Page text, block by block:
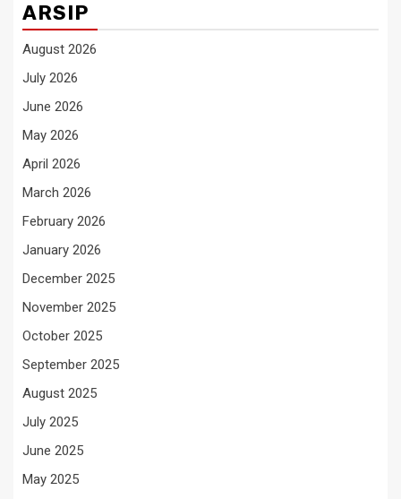
ARSIP
August 2026
July 2026
June 2026
May 2026
April 2026
March 2026
February 2026
January 2026
December 2025
November 2025
October 2025
September 2025
August 2025
July 2025
June 2025
May 2025